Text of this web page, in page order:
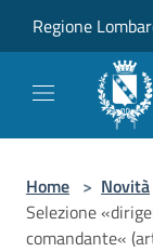
Regione
Home > Novità
Selezione
comandante«